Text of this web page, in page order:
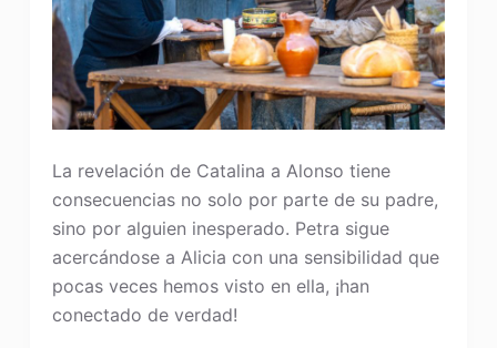
La revelación de Catalina a Alonso tiene
consecuencias no solo por parte de su padre,
sino por alguien inesperado. Petra sigue
acercándose a Alicia con una sensibilidad que
pocas veces hemos visto en ella, ¡han
conectado de verdad!